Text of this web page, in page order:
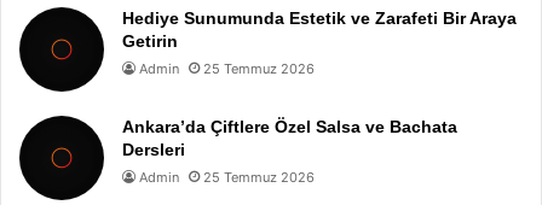
Hediye Sunumunda Estetik ve Zarafeti Bir Araya
Getirin
Admin 25 Temmuz 2026
Ankara’da Çiftlere Özel Salsa ve Bachata
Dersleri
Admin 25 Temmuz 2026